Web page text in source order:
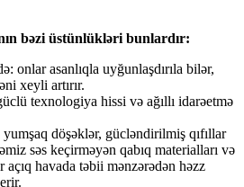
bəzi üstünlükləri bunlardır:
onlar asanlıqla uyğunlaşdırıla bilər,
xeyli artırır.
texnologiya hissi və ağıllı idarəetmə
döşəklər, gücləndirilmiş qıfıllar
səs keçirməyən qabıq materialları və
havada təbii mənzərədən həzz